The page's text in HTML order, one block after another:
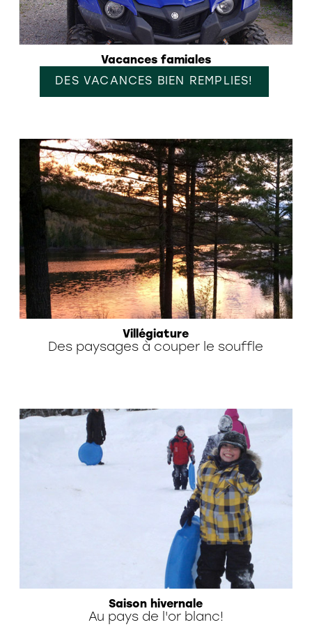
Vacances famiales
DES VACANCES BIEN REMPLIES!
Villégiature
Des paysages à couper le souffle
Saison hivernale
Au pays de l'or blanc!